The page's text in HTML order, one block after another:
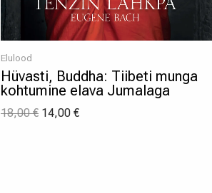
Elulood
Hüvasti, Buddha: Tiibeti munga
kohtumine elava Jumalaga
18,00€ 14,00 €